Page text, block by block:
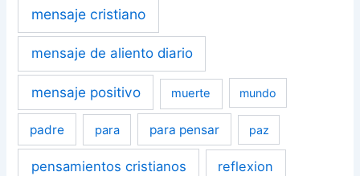
mensaje cristiano
mensaje de aliento diario
mensaje positivo muerte mundo
padre para para pensar paz
pensamientos cristianos reflexion